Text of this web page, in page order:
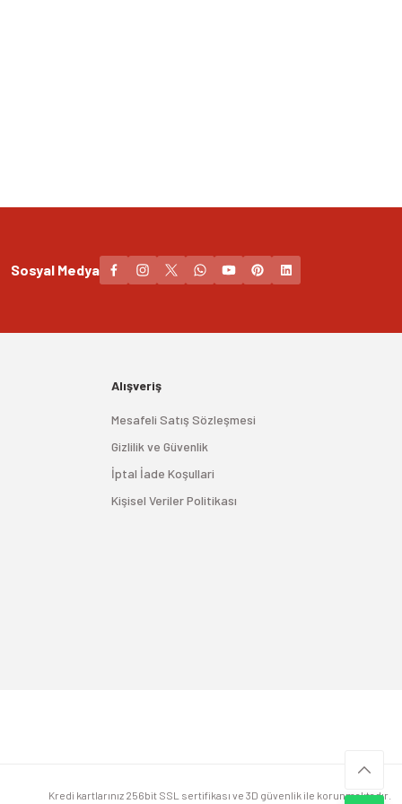
Sosyal Medya
Alışveriş
Mesafeli Satış Sözleşmesi
Gizlilik ve Güvenlik
İptal İade Koşullari
Kişisel Veriler Politikası
Kredi kartlarınız 256bit SSL sertifikası ve 3D güvenlik ile korunmaktadır.